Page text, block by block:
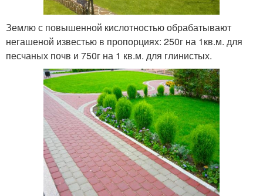
Землю с повышенной кислотностью обрабатывают
негашеной известью в пропорциях: 250г на 1кв.м. для
песчаных почв и 750г на 1 кв.м. для глинистых.